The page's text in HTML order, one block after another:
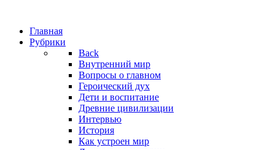
Главная
Рубрики
Back
Внутренний мир
Вопросы о главном
Героический дух
Дети и воспитание
Древние цивилизации
Интервью
История
Как устроен мир